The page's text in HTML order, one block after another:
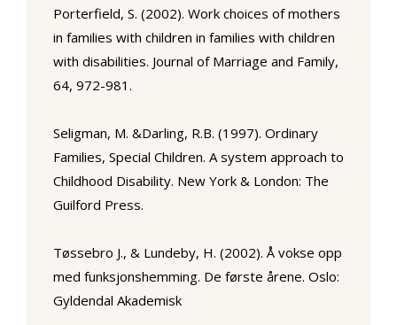
Porterfield, S. (2002). Work choices of mothers
in families with children in families with children
with disabilities. Journal of Marriage and Family,
64, 972-981.
Seligman, M. &Darling, R.B. (1997). Ordinary
Families, Special Children. A system approach to
Childhood Disability. New York & London: The
Guilford Press.
Tøssebro J., & Lundeby, H. (2002). Å vokse opp
med funksjonshemming. De første årene. Oslo:
Gyldendal Akademisk